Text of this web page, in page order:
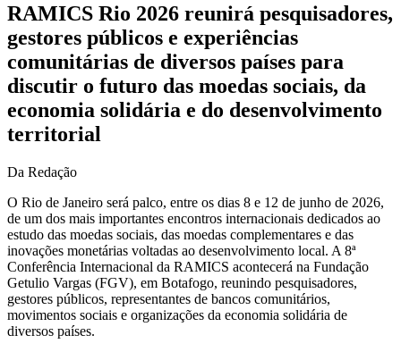
RAMICS Rio 2026 reunirá pesquisadores,
gestores públicos e experiências
comunitárias de diversos países para
discutir o futuro das moedas sociais, da
economia solidária e do desenvolvimento
territorial
Da Redação
O Rio de Janeiro será palco, entre os dias 8 e 12 de junho de 2026,
de um dos mais importantes encontros internacionais dedicados ao
estudo das moedas sociais, das moedas complementares e das
inovações monetárias voltadas ao desenvolvimento local. A 8ª
Conferência Internacional da RAMICS acontecerá na Fundação
Getulio Vargas (FGV), em Botafogo, reunindo pesquisadores,
gestores públicos, representantes de bancos comunitários,
movimentos sociais e organizações da economia solidária de
diversos países.